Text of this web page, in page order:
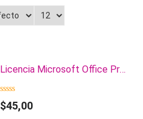
Licencia Microsoft Office Professional Plus 2021 Lifetime for 1 Windows PC DIGITAL
0
out
$45,00